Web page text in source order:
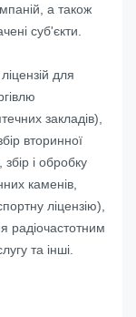
а також
суб'єкти.
для
закладів),
вторинної
і обробку
каменів,
ліцензію),
радіочастотним
та інші.